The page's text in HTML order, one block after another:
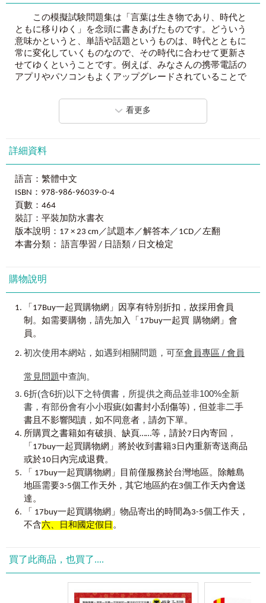
及攻略，完全符合日本國際基金及國際教育支援協會的出題
趨勢，只要熟練這五回試題，就能考取N3合格證書。
2.最具臨場感的完全擬真日檢試題
本書分試題篇與解析篇，試題篇不僅仿照日本語能力測驗
（JLPT）規格，題目數、難易度、出題方向、錄音語速……等
皆完全符合官方趨勢，在題目呈現上更模仿真實考題的排版
精闢解題技巧，快速了解問題關鍵
想要考取N3合格證書，除了掌握作答時間之外，更重要的是
讓考生能確實了解題意。而解題的技巧在精不在多，清水老
4. 1天做18題，30天日檢N3
本書附贈30天學習練習進度表，方便考生自我規畫學習進
度，只要按表操課，每天花30分鐘，練習並精通18題日檢N3
題目，持之以恆，認真學習，30天後就能順利N3合格！
將考前黃金準備時間，花費在高效益的書籍上，才能獲得最
高的成效。
掌握N3必考題型與常見陷阱題型，才是最佳的應考策略。
突破新日檢 N3的3 大題型的合格關鍵──
言語知識（文字˙語彙）
寫完試題不是對完答案就沒事了，為了達到紮實的學習成
誤的單字整理到筆記本中，隨時翻閱。並每天自我檢測，直
言語知識（文法）˙讀解} 考試時間70分鐘。
N3的程度要能夠看懂日常生活相關內容的具體文章、掌握概
要資訊，因此平時多閱讀日文文章，並且練習用不同的方式
敘述，對於提升閱讀速度與理解力會很有幫助。而在寫完試
題後，記得整理出易混淆或理解錯誤的文型，並在過了3-5天
之後回頭練習同份試題，直到能夠完全答對與理解題目為
止，如此便能確實理解，下次碰到同樣的陷阱就能從容應
對。
3. 聽解} 考試時間40分鐘。
想考過新日檢N3，須具備面對常速且連貫的對話，能夠大致
善用本書的聽解題目，詳細閱讀聽稿與反覆聆聽試題音檔，
直到確認每字每話都能完全理解為止。
回全真模擬試題+仿真聽解語速+精闢解析+
新日檢補教名
この模擬試験問題集は「言葉は生き物であり、時代と
ともに移りゆく」を念頭に書きあげたものです。どういう
意味かというと、単語や話題というものは、時代とともに
常に変化していくものなので、その時代に合わせて更新さ
せてゆくということです。例えば、みなさんの携帯電話の
アプリやパソコンもよくアップグレードされていることで
10年前の問題集には、10年前の話題が書かれていま
す。中には、今ではもうあまり使用されなくなった言葉も
て、現在最新の話題、単語を使ってN３レベルの模擬問題
みなさんご存知のNHK EASY NEWSは小学生レベルのニ
ュースです。そのニュースを読めばわかるように、新たな
外来語もたくさん出てきています。この本で日本語を勉強
するみなさんには、いつまでも10年、20年前の言葉にだけ
縛られないで、もっと自由自在に日本語が使えるようにな
ることを願っています。
だけではなくて、この本を通して、日本の文化、伝統や習
慣、情報などが学べるように考慮しました。みなさんのご
健闘をお祈りします。
這本《新日檢JLPT N3 關鍵540 題：文字、語彙、文法、
讀解、聽解一次到位》模擬試題集的主旨是根據「語言是活
的，跟著時代變化」這樣的念頭完成。意思是單字和話題內
大家使用的智慧型手機、APP 與電腦也時常在替換更新，所
十年前的模擬試題集裡面的話題，也是停留在十年以
前。其中有些單字現在已經沒有人在使用，因此，這次的試
題集考慮到了這些問題，使用最新的話題和單字編寫N3 的模
擬試題集。
大家熟知的NHK EASY NEWS 是國小生的水準，如果平時
有收看的讀者應該會注意到新聞裡頭出現許多新的外來語。
我希望使用這本書學習日語的人不要停留在10 年、20 年前的
會話模式，能夠更自由自在使用日語。還有，這本模擬試題
集不只是為了考試，透過這本書可以學習到日本文化、傳統
習俗和生活資訊。祝福大家學習和考試順利。
看更多
詳細資料
語言：繁體中文
ISBN：978-986-96039-0-4
頁數：464
裝訂：平裝加防水書衣
版本說明：17 × 23 cm／試題本／解答本／1CD／左翻
本書分類： 語言學習 / 日語類 / 日文檢定
購物說明
「17Buy一起買購物網」因享有特別折扣 ， 故採用會員
制 。 如需要購物 ， 請先加入「17buy一起買 購物網」會
員。
初次使用本網站，如遇到相關問題，可至會員專區 / 會員
常見問題中查詢。
6折(含6折)以下之特價書，所提供之商品並非100%全新
書，有部份會有小小瑕疵(如書封小刮傷等) ， 但並非二手
書且不影響閱讀 ， 如不同意者 ， 請勿下單。
所購買之書籍如有破損、缺頁……等，請於7日內寄回 ，
「17buy一起買購物網」將於收到書籍3日內重新寄送商品
或於10日內完成退費。
「 17buy一起買購物網」目前僅服務於台灣地區。除離島
地區需要3-5個工作天外，其它地區約在3個工作天內會送
達。
「 17buy一起買購物網」物品寄出的時間為3-5個工作天，
不含六、日和國定假日 。
買了此商品，也買了....